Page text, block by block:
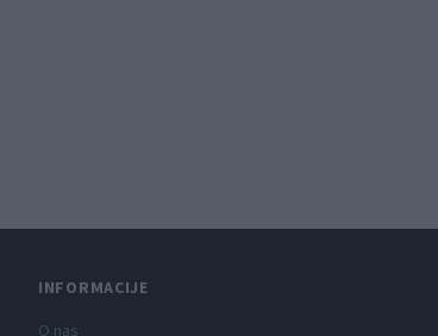
INFORMACIJE
O nas